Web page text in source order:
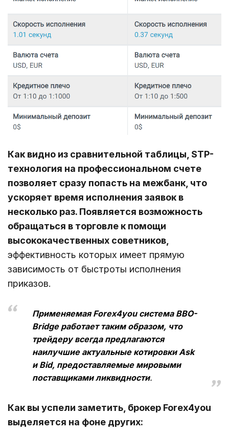
Как видно из сравнительной таблицы, STP-
технология на профессиональном счете
позволяет сразу попасть на межбанк, что
ускоряет время исполнения заявок в
несколько раз. Появляется возможность
обращаться в торговле к помощи
высококачественных советников,
эффективность которых имеет прямую
зависимость от быстроты исполнения
приказов.
Применяемая Forex4you система BBO-
Bridge работает таким образом, что
трейдеру всегда предлагаются
наилучшие актуальные котировки Ask
и Bid, предоставляемые мировыми
поставщиками ликвидности.
Как вы успели заметить, брокер Forex4you
выделяется на фоне других: